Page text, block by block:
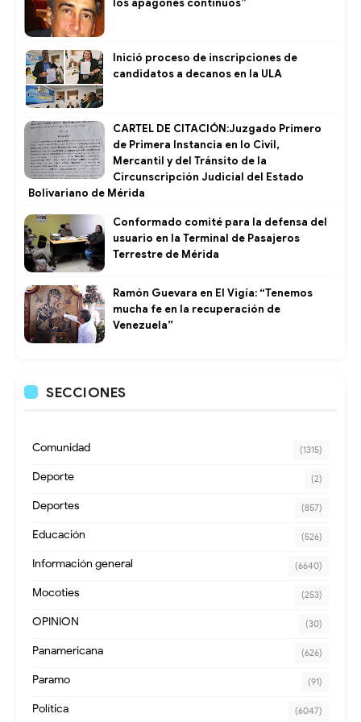
los apagones continuos”
Inició proceso de inscripciones de
candidatos a decanos en la ULA
CARTEL DE CITACIÓN:Juzgado Primero
de Primera Instancia en lo Civil,
Mercantil y del Tránsito de la
Circunscripción Judicial del Estado
Bolivariano de Mérida
Conformado comité para la defensa del
usuario en la Terminal de Pasajeros
Terrestre de Mérida
Ramón Guevara en El Vigía: “Tenemos
mucha fe en la recuperación de
Venezuela”
SECCIONES
Comunidad (1315)
Deporte (2)
Deportes (857)
Educación (526)
Información general (6640)
Mocoties (253)
OPINION (30)
Panamericana (626)
Paramo (91)
Política (6047)